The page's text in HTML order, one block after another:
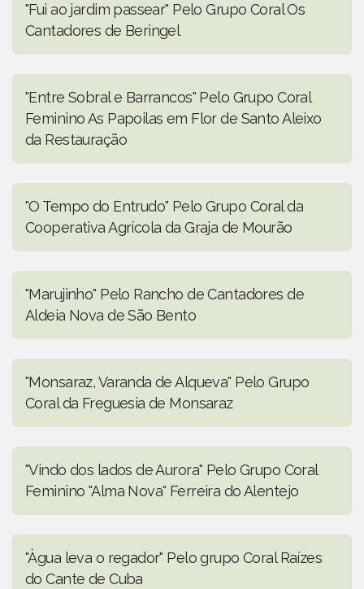
"Fui ao jardim passear" Pelo Grupo Coral Os
Cantadores de Beringel
"Entre Sobral e Barrancos" Pelo Grupo Coral
Feminino As Papoilas em Flor de Santo Aleixo
da Restauração
"O Tempo do Entrudo" Pelo Grupo Coral da
Cooperativa Agrícola da Graja de Mourão
"Marujinho" Pelo Rancho de Cantadores de
Aldeia Nova de São Bento
"Monsaraz, Varanda de Alqueva" Pelo Grupo
Coral da Freguesia de Monsaraz
"Vindo dos lados de Aurora" Pelo Grupo Coral
Feminino "Alma Nova" Ferreira do Alentejo
"Àgua leva o regador" Pelo grupo Coral Raízes
do Cante de Cuba